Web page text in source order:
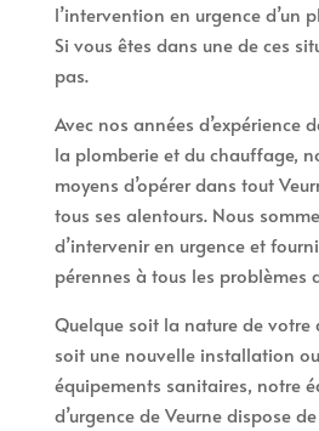
l’intervention en urgence d’un
Si vous êtes dans une de ces
pas.
Avec nos années d’expérience
la plomberie et du chauffage,
moyens d’opérer dans tout
tous ses alentours. Nous
d’intervenir en urgence et
pérennes à tous les problèmes
Quelque soit la nature de votre
soit une nouvelle installation
équipements sanitaires, notre
d’urgence de Veurne dispose